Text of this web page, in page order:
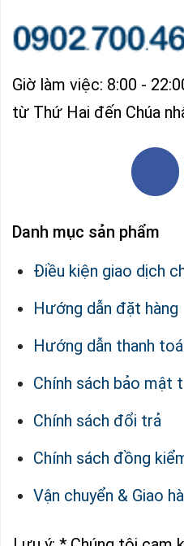
Giờ làm việc: 8:00 -
từ Thứ Hai đến Chúa
Danh mục sản phẩm
Điều kiện giao dịch
Hướng dẫn đặt hàng
Hướng dẫn thanh
Chính sách bảo mật
Chính sách đổi trả
Chính sách đồng
Vận chuyển & Giao